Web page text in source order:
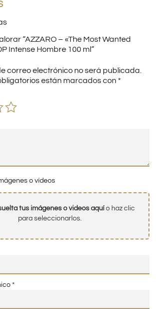
“AZZARO – «The Most Wanted
Intense Hombre 100 ml”
correo electrónico no será publicada.
están marcados con *
o vídeos
tus imágenes o videos aquío haz clic
para seleccionarlos.
*